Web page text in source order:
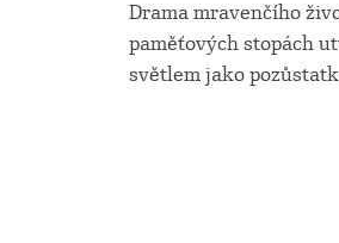
Drama mravenčího
paměťových stopách
světlem jako